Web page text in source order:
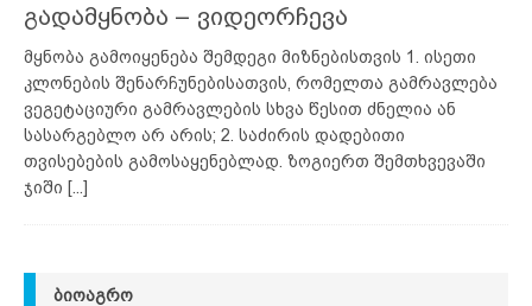
გადამყნობა – ვიდეორჩევა
მყნობა გამოიყენება შემდეგი მიზნებისთვის 1. ისეთი
კლონების შენარჩუნებისათვის, რომელთა გამრავლება
ვეგეტაციური გამრავლების სხვა წესით ძნელია ან
სასარგებლო არ არის; 2. საძირის დადებითი
თვისებების გამოსაყენებლად. ზოგიერთ შემთხვევაში
ჯიში [...]
ᲑᲘᲝᲐᲒᲠᲝ